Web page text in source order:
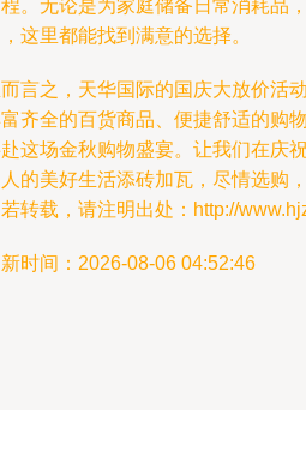
。无论是为家庭储备日常消耗品
这里都能找到满意的选择。
言之，天华国际的国庆大放价活
齐全的百货商品、便捷舒适的购
这场金秋购物盛宴。让我们在庆
的美好生活添砖加瓦，尽情选购
转载，请注明出处：http://
时间：2026-08-06 04:52:46